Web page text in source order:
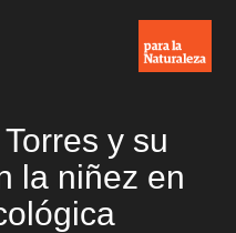
y su
la niñez en